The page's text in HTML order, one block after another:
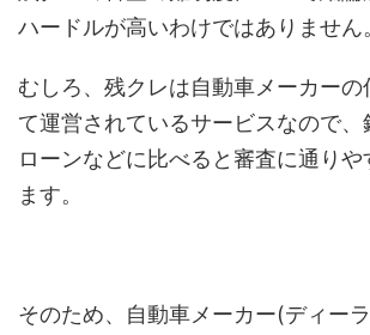
ハードルが高いわけではありません
むしろ、残クレは自動車メーカーの
て運営されているサービスなので、
ローンなどに比べると審査に通りや
ます。
そのため、自動車メーカー(ディー